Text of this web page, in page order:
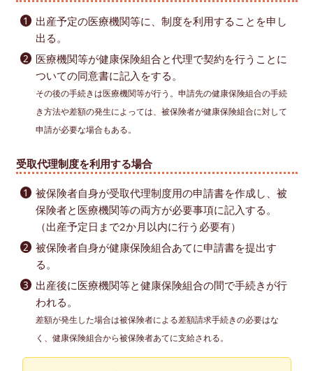
出産予定の医療機関等に、制度を利用することを申し
出る。
医療機関等が健康保険組合と代理で契約を行うことに
ついての同意書に記入をする。
その後の手続きは医療機関等が行う。申請先の健康保険組合の手続
き方法や差額の発生によっては、被保険者が健康保険組合に対して
申請が必要な場合もある。
受取代理制度を利用する場合
被保険者自身が受取代理制度用の申請書を作成し、被
保険者と医療機関等の両方が必要事項に記入する。
（出産予定日まで2か月以内に行う必要有）
被保険者自身が健康保険組合あてに申請書を提出す
る。
出産後に医療機関等と健康保険組合の間で手続きが行
われる。
差額が発生した場合は被保険者による差額請求手続きの必要はな
く、健康保険組合から被保険者あてに支給される。